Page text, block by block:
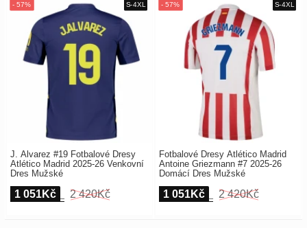
J. Alvarez #19 Fotbalové Dresy
Atlético Madrid 2025-26 Venkovní
Dres Mužské
1 051Kč 2 420Kč
Fotbalové Dresy Atlético Madrid
Antoine Griezmann #7 2025-26
Domácí Dres Mužské
1 051Kč 2 420Kč